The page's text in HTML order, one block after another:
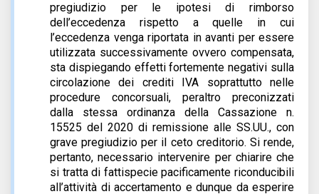
pregiudizio per le ipotesi di rimborso
dell’eccedenza rispetto a quelle in cui
l’eccedenza venga riportata in avanti per essere
utilizzata successivamente ovvero compensata,
sta dispiegando effetti fortemente negativi sulla
circolazione dei crediti IVA soprattutto nelle
procedure concorsuali, peraltro preconizzati
dalla stessa ordinanza della Cassazione n.
15525 del 2020 di remissione alle SS.UU., con
grave pregiudizio per il ceto creditorio. Si rende,
pertanto, necessario intervenire per chiarire che
si tratta di fattispecie pacificamente riconducibili
all’attività di accertamento e dunque da esperire